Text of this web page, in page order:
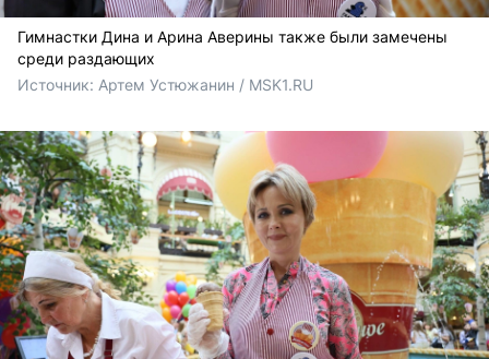
Гимнастки Дина и Арина Аверины также были замечены
среди раздающих
Источник: Артем Устюжанин / MSK1.RU